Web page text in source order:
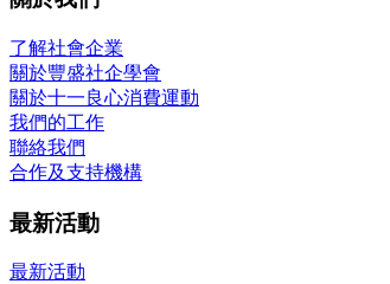
了解社會企業
關於豐盛社企學會
關於十一良心消費運動
我們的工作
聯絡我們
合作及支持機構
最新活動
最新活動